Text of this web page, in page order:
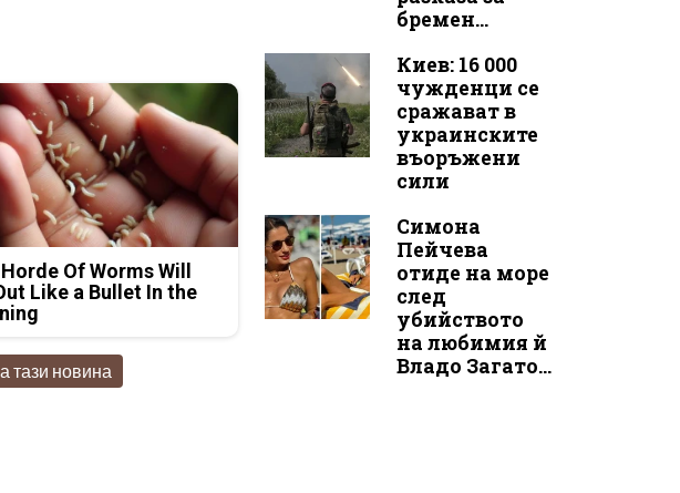
Of Worms Will
Like a Bullet In the
тази новина
бремен...
Киев: 16 000
чужденци се
сражават в
украинските
въоръжени
сили
Симона
Пейчева
отиде на море
след
убийството
на любимия й
Владо Загато...